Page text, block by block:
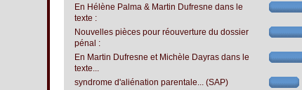
En Hélène Palma & Martin Dufresne dans le
texte :
Nouvelles pièces pour réouverture du dossier
pénal :
En Martin Dufresne et Michèle Dayras dans le
texte...
syndrome d'aliénation parentale... (SAP)